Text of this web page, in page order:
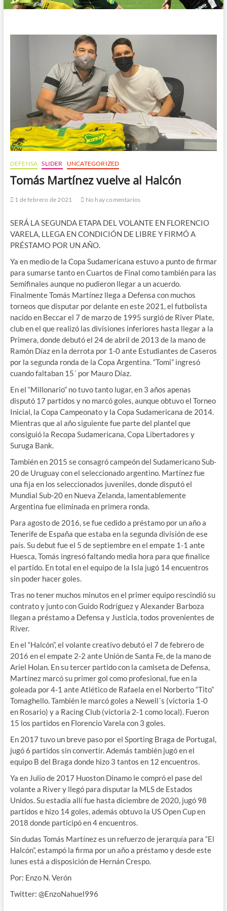
DEFENSA SLIDER UNCATEGORIZED
Tomás Martínez vuelve al Halcón
1 de febrero de 2021 No hay comentarios
SERÁ LA SEGUNDA ETAPA DEL VOLANTE EN FLORENCIO
VARELA, LLEGA EN CONDICIÓN DE LIBRE Y FIRMÓ A
PRÉSTAMO POR UN AÑO.
Ya en medio de la Copa Sudamericana estuvo a punto de firmar
para sumarse tanto en Cuartos de Final como también para las
Semifinales aunque no pudieron llegar a un acuerdo.
Finalmente Tomás Martínez llega a Defensa con muchos
torneos que disputar por delante en este 2021, el futbolista
nacido en Beccar el 7 de marzo de 1995 surgió de River Plate,
club en el que realizó las divisiones inferiores hasta llegar a la
Primera, donde debutó el 24 de abril de 2013 de la mano de
Ramón Díaz en la derrota por 1-0 ante Estudiantes de Caseros
por la segunda ronda de la Copa Argentina. “Tomi” ingresó
cuando faltaban 15´ por Mauro Díaz.
En el “Millonario” no tuvo tanto lugar, en 3 años apenas
disputó 17 partidos y no marcó goles, aunque obtuvo el Torneo
Inicial, la Copa Campeonato y la Copa Sudamericana de 2014.
Mientras que al año siguiente fue parte del plantel que
consiguió la Recopa Sudamericana, Copa Libertadores y
Suruga Bank.
También en 2015 se consagró campeón del Sudamericano Sub-
20 de Uruguay con el seleccionado argentino. Martínez fue
una fija en los seleccionados juveniles, donde disputó el
Mundial Sub-20 en Nueva Zelanda, lamentablemente
Argentina fue eliminada en primera ronda.
Para agosto de 2016, se fue cedido a préstamo por un año a
Tenerife de España que estaba en la segunda división de ese
país. Su debut fue el 5 de septiembre en el empate 1-1 ante
Huesca, Tomás ingresó faltando media hora para que finalice
el partido. En total en el equipo de la Isla jugó 14 encuentros
sin poder hacer goles.
Tras no tener muchos minutos en el primer equipo rescindió su
contrato y junto con Guido Rodríguez y Alexander Barboza
llegan a préstamo a Defensa y Justicia, todos provenientes de
River.
En el “Halcón”, el volante creativo debutó el 7 de febrero de
2016 en el empate 2-2 ante Unión de Santa Fe, de la mano de
Ariel Holan. En su tercer partido con la camiseta de Defensa,
Martínez marcó su primer gol como profesional, fue en la
goleada por 4-1 ante Atlético de Rafaela en el Norberto “Tito”
Tomaghello. También le marcó goles a Newell´s (victoria 1-0
en Rosario) y a Racing Club (victoria 2-1 como local). Fueron
15 los partidos en Florencio Varela con 3 goles.
En 2017 tuvo un breve paso por el Sporting Braga de Portugal,
jugó 6 partidos sin convertir. Además también jugó en el
equipo B del Braga donde hizo 3 tantos en 12 encuentros.
Ya en Julio de 2017 Huoston Dinamo le compró el pase del
volante a River y llegó para disputar la MLS de Estados
Unidos. Su estadía allí fue hasta diciembre de 2020, jugó 98
partidos e hizo 14 goles, además obtuvo la US Open Cup en
2018 donde participó en 4 encuentros.
Sin dudas Tomás Martínez es un refuerzo de jerarquía para “El
Halcón”, estampó la firma por un año a préstamo y desde este
lunes está a disposición de Hernán Crespo.
Por: Enzo N. Verón
Twitter: @EnzoNahuel996